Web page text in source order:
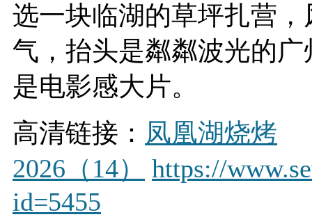
选一块临湖的草坪扎营
气，抬头是粼粼波光的
是电影感大片。
高清链接： 凤凰湖烧烤
2026（14）
https://
id=5455